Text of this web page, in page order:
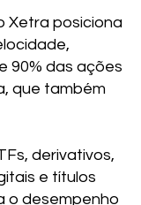
Xetra posiciona
90% das ações
que também
derivativos,
e títulos
o desempenho